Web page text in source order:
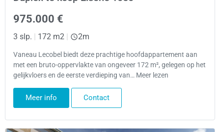
975.000 €
3 slp. | 172 m2 | 2m
Vaneau Lecobel biedt deze prachtige hoofdappartement aan
met een bruto-oppervlakte van ongeveer 172 m², gelegen op het
gelijkvloers en de eerste verdieping van… Meer lezen
Meer info Contact